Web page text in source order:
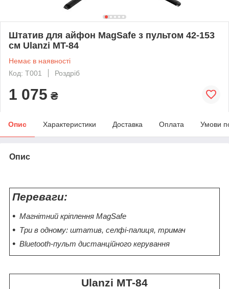
Штатив для айфон MagSafe з пультом 42-153
см Ulanzi MT-84
Немає в наявності
Код: T001
Роздріб
1 075 ₴
Опис Характеристики Доставка Оплата Умови
Опис
Переваги:
Магнітний кріплення MagSafe
Три в одному: штатив, селфі-палиця, тримач
Bluetooth-пульт дистанційного керування
Ulanzi MT-84